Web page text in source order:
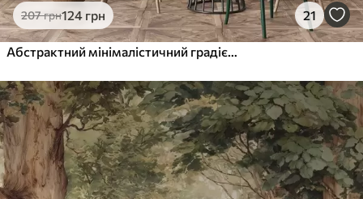
207грн124 грн 21
Абстрактний мінімалістичний градієнтний принт з вертикальними смугами темно-зеленого, бежевого та білого кольорів